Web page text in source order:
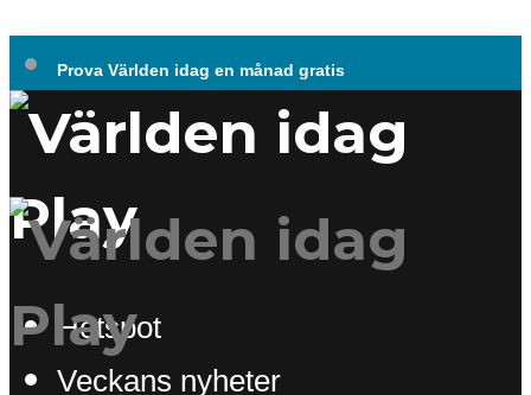
Prova Världen idag en månad gratis
Hotspot
Veckans nyheter